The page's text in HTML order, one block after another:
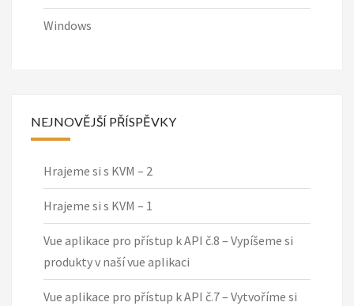
Windows
NEJNOVĚJŠÍ PŘÍSPĚVKY
Hrajeme si s KVM – 2
Hrajeme si s KVM – 1
Vue aplikace pro přístup k API č.8 – Vypíšeme si
produkty v naší vue aplikaci
Vue aplikace pro přístup k API č.7 – Vytvoříme si